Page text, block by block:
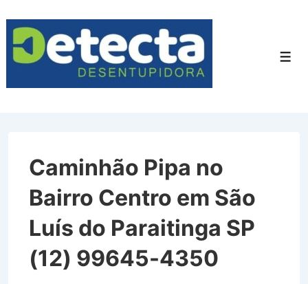
para
Conteúdo
Caminhão Pipa no
Bairro Centro em São
Luís do Paraitinga SP
(12) 99645-4350